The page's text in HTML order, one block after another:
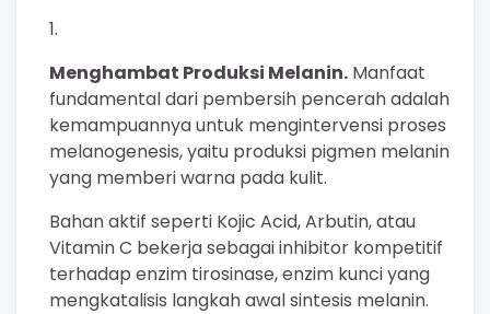
Menghambat Produksi Melanin. Manfaat
fundamental dari pembersih pencerah adalah
kemampuannya untuk mengintervensi proses
melanogenesis, yaitu produksi pigmen melanin
yang memberi warna pada kulit.
Bahan aktif seperti Kojic Acid, Arbutin, atau
Vitamin C bekerja sebagai inhibitor kompetitif
terhadap enzim tirosinase, enzim kunci yang
mengkatalisis langkah awal sintesis melanin.